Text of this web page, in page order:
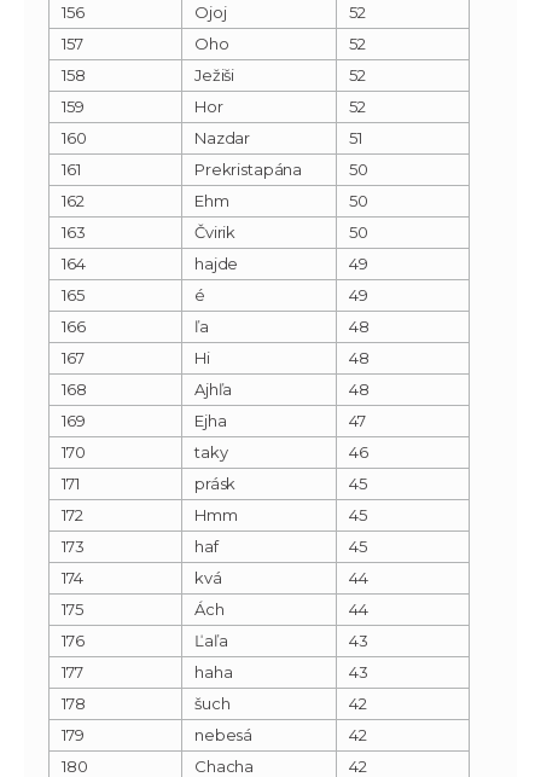
156
Ojoj
52
157
Oho
52
158
Ježiši
52
159
Hor
52
160
Nazdar
51
161
Prekristapána
50
162
Ehm
50
163
Čvirik
50
164
hajde
49
165
é
49
166
ľa
48
167
Hi
48
168
Ajhľa
48
169
Ejha
47
170
taky
46
171
prásk
45
172
Hmm
45
173
haf
45
174
kvá
44
175
Ách
44
176
Ľaľa
43
177
haha
43
178
šuch
42
179
nebesá
42
180
Chacha
42